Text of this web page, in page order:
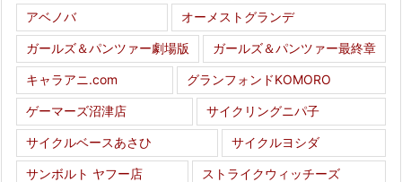
アベノバ オーメストグランデ
ガールズ＆パンツァー劇場版 ガールズ＆パンツァー最終章
キャラアニ.com グランフォンドKOMORO
ゲーマーズ沼津店 サイクリングニパ子
サイクルベースあさひ サイクルヨシダ
サンボルト ヤフー店 ストライクウィッチーズ